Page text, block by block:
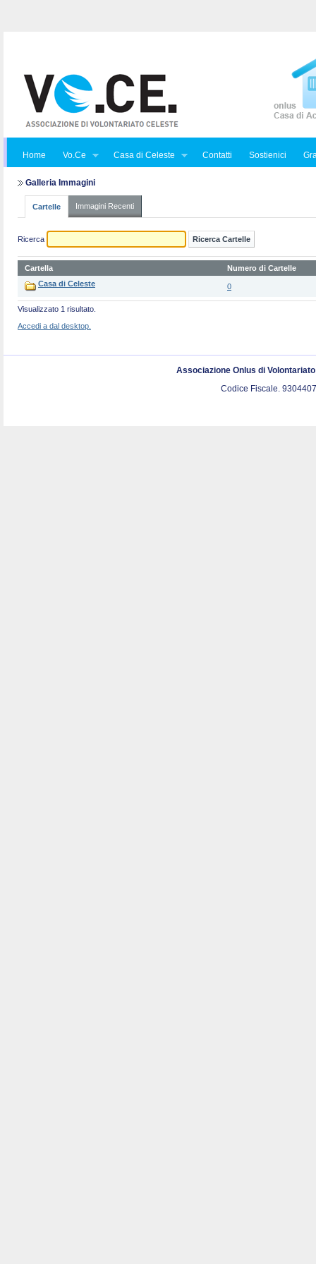
Home Vo.Ce Casa di Celeste Contatti Sostienici
Galleria Immagini
Cartelle Immagini Recenti
Ricerca
Cartella
Numero di Cartelle
Casa di Celeste
0
Visualizzato 1 risultato.
Accedi a dal desktop.
Associazione Onlus di
Codice Fiscale.